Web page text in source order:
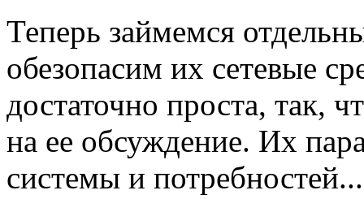
Теперь займемся
обезопасим их сетевые
достаточно проста, так,
на ее обсуждение. Их
системы и